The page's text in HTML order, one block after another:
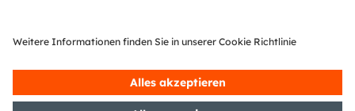
Datenschutzerklärung Nutzungsbedingungen
Terms of Trade
ImpressumCookie PolicyAI Policy